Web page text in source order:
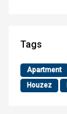
Tags
Apartment
Houzez